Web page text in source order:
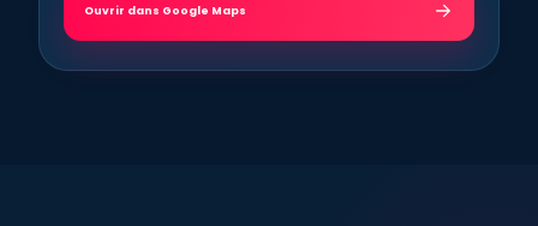
Ouvrir dans Google Maps